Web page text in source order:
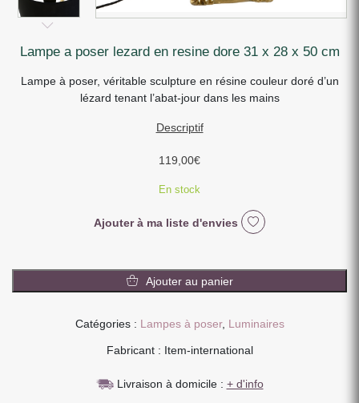
lampe a poser lezard en resine dore 31 x 28 x 50 cm
Lampe à poser, véritable sculpture en résine couleur doré d’un
lézard tenant l’abat-jour dans les mains
Descriptif
119,00€
En stock
Ajouter à ma liste d'envies
de
LAMPE
POSER
LEZARD
RESINE
Ajouter au panier
Catégories : Lampes à poser, Luminaires
Fabricant : Item-international
Livraison à domicile : + d'info